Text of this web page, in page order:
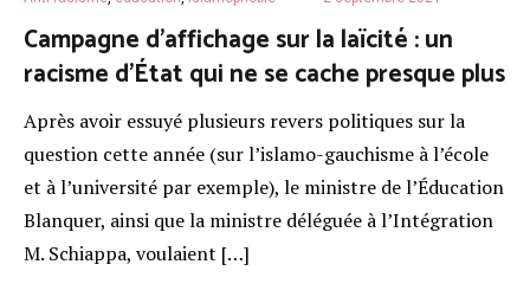
Campagne d’affichage sur la laïcité : un
racisme d’État qui ne se cache presque plus
Après avoir essuyé plusieurs revers politiques sur la
question cette année (sur l’islamo-gauchisme à l’école
et à l’université par exemple), le ministre de l’Éducation
Blanquer, ainsi que la ministre déléguée à l’Intégration
M. Schiappa, voulaient […]